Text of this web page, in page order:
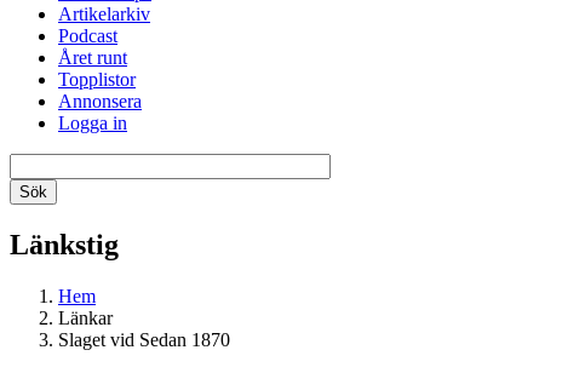
Artikelarkiv
Podcast
Året runt
Topplistor
Annonsera
Logga in
Länkstig
Hem
Länkar
Slaget vid Sedan 1870